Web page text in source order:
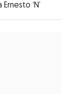
‘N’